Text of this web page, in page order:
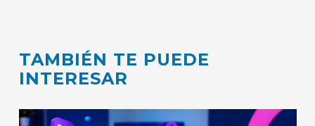
TAMBIÉN TE PUEDE
INTERESAR